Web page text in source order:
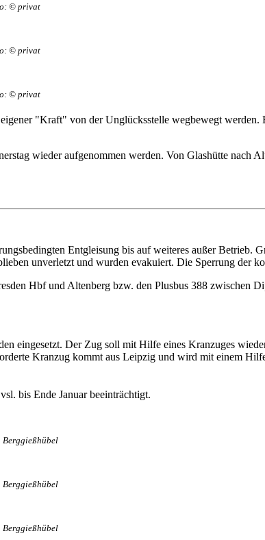
© privat
© privat
© privat
"Kraft" von der Unglücksstelle wegbewegt werden.
wieder aufgenommen werden. Von Glashütte nach
Entgleisung bis auf weiteres außer Betrieb.
unverletzt und wurden evakuiert. Die Sperrung der
Hbf und Altenberg bzw. den Plusbus 388 zwischen
eingesetzt. Der Zug soll mit Hilfe eines Kranzuges
Kranzug kommt aus Leipzig und wird mit einem
bis Ende Januar beeinträchtigt.
Berggießhübel
Berggießhübel
Berggießhübel